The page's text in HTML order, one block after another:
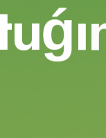
uǵı